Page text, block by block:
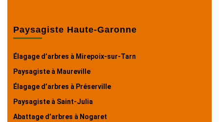
Paysagiste Haute-Garonne
Élagage d’arbres à Mirepoix-sur-Tarn
Paysagiste à Maureville
Élagage d’arbres à Préserville
Paysagiste à Saint-Julia
Abattage d’arbres à Nogaret